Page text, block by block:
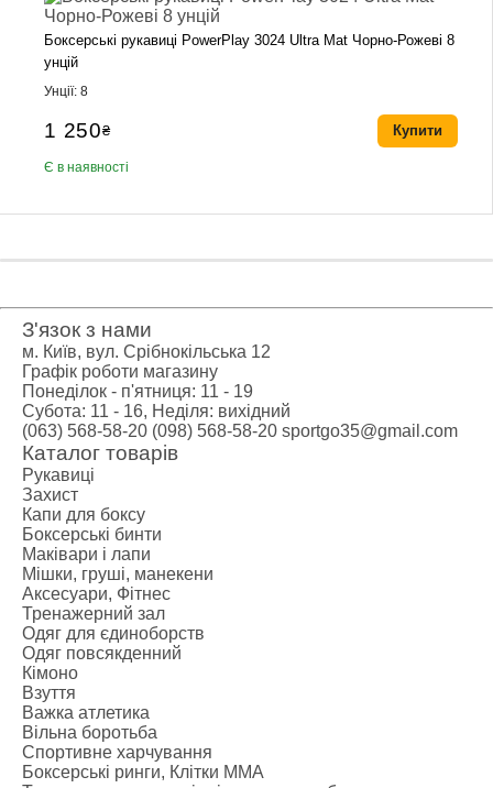
Боксерські рукавиці PowerPlay 3024 Ultra Mat Чорно-Рожеві 8
унцій
Унції: 8
1 250₴
Є в наявності
Купити
З'язок з нами
м. Київ, вул. Срібнокільська 12
Графік роботи магазину
Понеділок - п'ятниця: 11 - 19
Субота: 11 - 16, Неділя: вихідний
(063) 568-58-20 (098) 568-58-20 sportgo35@gmail.com
Каталог товарів
Рукавиці
Захист
Капи для боксу
Боксерські бинти
Маківари і лапи
Мішки, груші, манекени
Аксесуари, Фітнес
Тренажерний зал
Одяг для єдиноборств
Одяг повсякденний
Кімоно
Взуття
Важка атлетика
Вільна боротьба
Спортивне харчування
Боксерські ринги, Клітки ММА